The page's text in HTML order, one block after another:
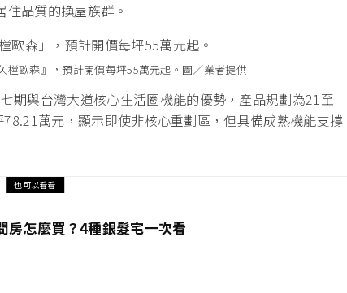
品質的換屋族群。
樘歐森』，預計開價每坪55萬元起。圖／業者提供
期與台灣大道核心生活圈機能的優勢，產品規劃為21至
萬元，顯示即使非核心重劃區，但具備成熟機能支撐
也可以看看
房怎麼買？4種銀髮宅一次看